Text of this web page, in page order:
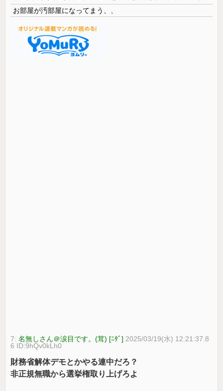
お部屋が汚部屋になってまう、、
7:名無しさん＠涙目です。(茸) [ﾆﾀﾞ] 2025/03/19(水) 12:21:37.8
6 ID:9hQv0kLh0
財務省解体デモとかやる連中だろ？
非正規無職から選挙権取り上げろよ